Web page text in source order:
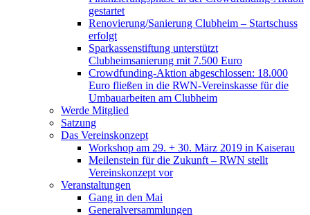
gestartet
Renovierung/Sanierung Clubheim – Startschuss
erfolgt
Sparkassenstiftung unterstützt
Clubheimsanierung mit 7.500 Euro
Crowdfunding-Aktion abgeschlossen: 18.000
Euro fließen in die RWN-Vereinskasse für die
Umbauarbeiten am Clubheim
Werde Mitglied
Satzung
Das Vereinskonzept
Workshop am 29. + 30. März 2019 in Kaiserau
Meilenstein für die Zukunft – RWN stellt
Vereinskonzept vor
Veranstaltungen
Gang in den Mai
Generalversammlungen